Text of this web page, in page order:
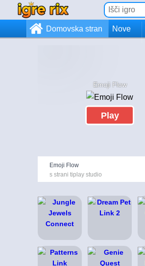
Domovska stran Nove
Emoji Flow
Play
Emoji Flow
s strani tiplay studio